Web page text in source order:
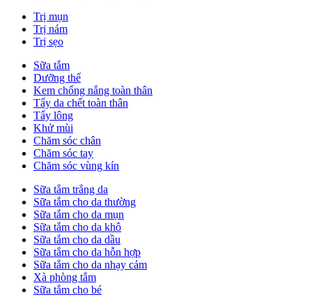
Trị mụn
Trị nám
Trị sẹo
Sữa tắm
Dưỡng thể
Kem chống nắng toàn thân
Tẩy da chết toàn thân
Tẩy lông
Khử mùi
Chăm sóc chân
Chăm sóc tay
Chăm sóc vùng kín
Sữa tắm trắng da
Sữa tắm cho da thường
Sữa tắm cho da mụn
Sữa tắm cho da khô
Sữa tắm cho da dầu
Sữa tắm cho da hỗn hợp
Sữa tắm cho da nhạy cảm
Xà phòng tắm
Sữa tắm cho bé